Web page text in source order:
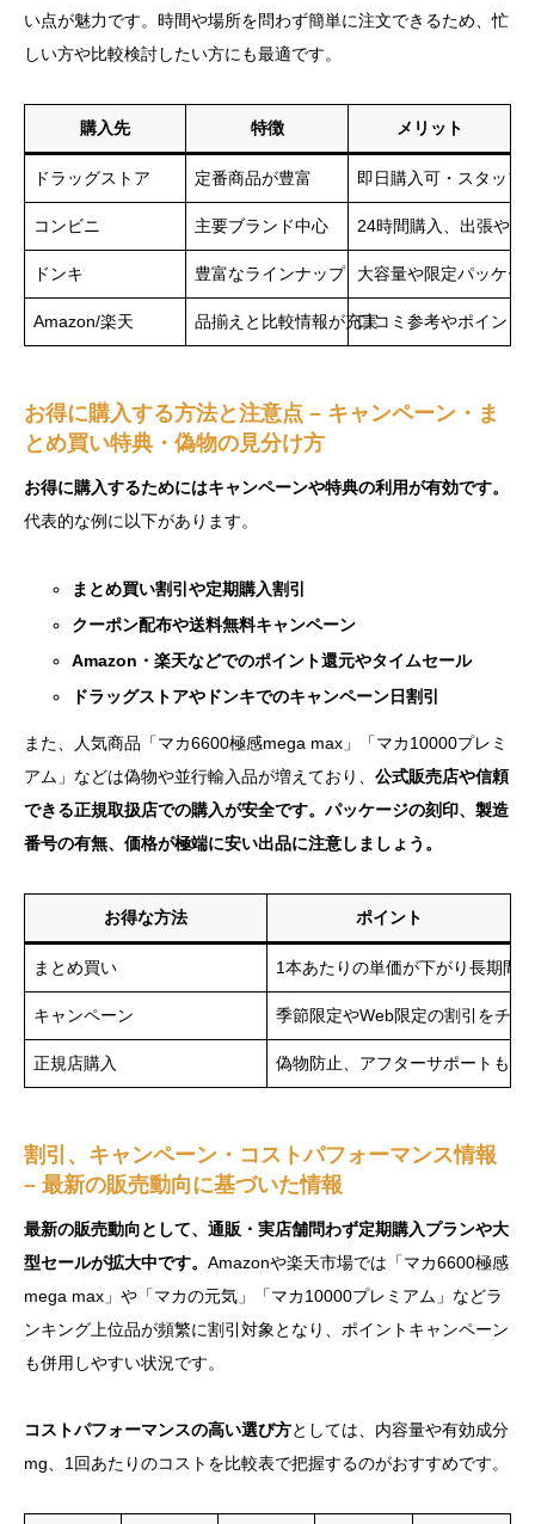
い点が魅力です。時間や場所を問わず簡単に注文できるため、忙
しい方や比較検討したい方にも最適です。
購入先 特徴 メリット
ドラッグストア 定番商品が豊富 即日購入可・スタッフ
コンビニ 主要ブランド中心 24時間購入、出張や旅
ドンキ 豊富なラインナップ 大容量や限定パッケー
Amazon/楽天 品揃えと比較情報が充実口コミ参考やポイント
お得に購入する方法と注意点 – キャンペーン・ま
とめ買い特典・偽物の見分け方
お得に購入するためにはキャンペーンや特典の利用が有効です。
代表的な例に以下があります。
まとめ買い割引や定期購入割引
クーポン配布や送料無料キャンペーン
Amazon・楽天などでのポイント還元やタイムセール
ドラッグストアやドンキでのキャンペーン日割引
また、人気商品「マカ6600極感mega max」「マカ10000プレミ
アム」などは偽物や並行輸入品が増えており、 公式販売店や信頼
できる正規取扱店での購入が安全です。パッケージの刻印、製造
番号の有無、価格が極端に安い出品に注意しましょう。
お得な方法 ポイント
まとめ買い 1本あたりの単価が下がり長期間
キャンペーン 季節限定やWeb限定の割引をチェ
正規店購入 偽物防止、アフターサポートも受
割引、キャンペーン・コストパフォーマンス情報
– 最新の販売動向に基づいた情報
最新の販売動向として、通販・実店舗問わず定期購入プランや大
型セールが拡大中です。 Amazonや楽天市場では「マカ6600極感
mega max」や「マカの元気」「マカ10000プレミアム」などラ
ンキング上位品が頻繁に割引対象となり、ポイントキャンペーン
も併用しやすい状況です。
コストパフォーマンスの高い選び方としては、内容量や有効成分
mg、1回あたりのコストを比較表で把握するのがおすすめです。